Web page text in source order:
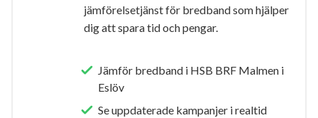
jämförelsetjänst för bredband som hjälper
dig att spara tid och pengar.
Jämför bredband i HSB BRF Malmen i
Eslöv
Se uppdaterade kampanjer i realtid